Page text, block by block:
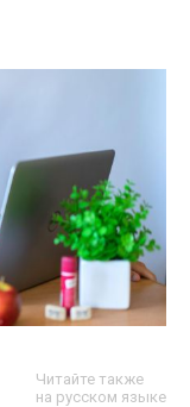
Читайте также
на русском языке